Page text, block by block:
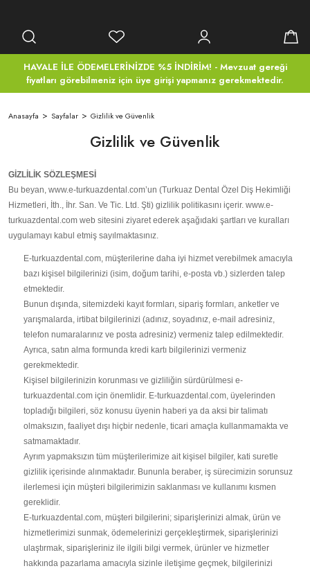
HAVALE İLE ÖDEMELERİNİZDE %5 İNDİRİM! - Mevzuat gereği
fiyatları görebilmeniz için üye girişi yapmanız gerekmektedir.
Anasayfa Sayfalar Gizlilik ve Güvenlik
Gizlilik ve Güvenlik
GİZLİLİK SÖZLEŞMESİ
Bu beyan, www.e-turkuazdental.com’un (Turkuaz Dental Özel Diş Hekimliği
Hizmetleri, İth., İhr. San. Ve Tic. Ltd. Şti) gizlilik politikasını içerir. www.e-
turkuazdental.com web sitesini ziyaret ederek aşağıdaki şartları ve kuralları
uygulamayı kabul etmiş sayılmaktasınız.
E-turkuazdental.com, müşterilerine daha iyi hizmet verebilmek amacıyla
bazı kişisel bilgilerinizi (isim, doğum tarihi, e-posta vb.) sizlerden talep
etmektedir.
Bunun dışında, sitemizdeki kayıt formları, sipariş formları, anketler ve
yarışmalarda, irtibat bilgilerinizi (adınız, soyadınız, e-mail adresiniz,
telefon numaralarınız ve posta adresiniz) vermeniz talep edilmektedir.
Ayrıca, satın alma formunda kredi kartı bilgilerinizi vermeniz
gerekmektedir.
Kişisel bilgilerinizin korunması ve gizliliğin sürdürülmesi e-
turkuazdental.com için önemlidir. E-turkuazdental.com, üyelerinden
topladığı bilgileri, söz konusu üyenin haberi ya da aksi bir talimatı
olmaksızın, faaliyet dışı hiçbir nedenle, ticari amaçla kullanmamakta ve
satmamaktadır.
Ayrım yapmaksızın tüm müşterilerimize ait kişisel bilgiler, kati suretle
gizlilik içerisinde alınmaktadır. Bununla beraber, iş sürecimizin sorunsuz
ilerlemesi için müşteri bilgilerimizin saklanması ve kullanımı kısmen
gereklidir.
E-turkuazdental.com, müşteri bilgilerini; siparişlerinizi almak, ürün ve
hizmetlerimizi sunmak, ödemelerinizi gerçekleştirmek, siparişlerinizi
ulaştırmak, siparişleriniz ile ilgili bilgi vermek, ürünler ve hizmetler
hakkında pazarlama amacıyla sizinle iletişime geçmek, bilgilerinizi